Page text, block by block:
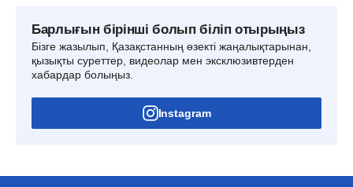
Барлығын бірінші болып біліп отырыңыз
Бізге жазылып, Қазақстанның өзекті жаңалықтарынан,
қызықты суреттер, видеолар мен эксклюзивтерден
хабардар болыңыз.
Instagram